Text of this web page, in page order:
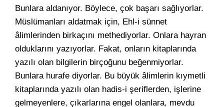
Bunlara aldanıyor. Böylece, çok başarı sağlıyorlar.
Müslümanları aldatmak için, Ehl-i sünnet
âlimlerinden birkaçını methediyorlar. Onlara hayran
olduklarını yazıyorlar. Fakat, onların kitaplarında
yazılı olan bilgilerin birçoğunu beğenmiyorlar.
Bunlara hurafe diyorlar. Bu büyük âlimlerin kıymetli
kitaplarında yazılı olan hadis-i şeriflerden, işlerine
gelmeyenlere, çıkarlarına engel olanlara, mevdu